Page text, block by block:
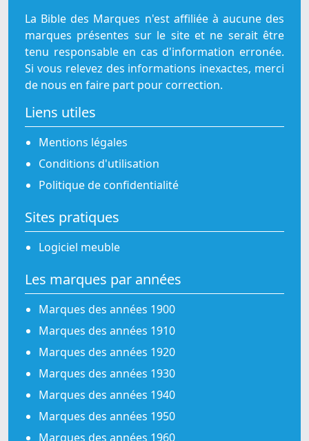
La Bible des Marques n'est affiliée à aucune des
marques présentes sur le site et ne serait être
tenu responsable en cas d'information erronée.
Si vous relevez des informations inexactes, merci
de nous en faire part pour correction.
Liens utiles
Mentions légales
Conditions d'utilisation
Politique de confidentialité
Sites pratiques
Logiciel meuble
Les marques par années
Marques des années 1900
Marques des années 1910
Marques des années 1920
Marques des années 1930
Marques des années 1940
Marques des années 1950
Marques des années 1960